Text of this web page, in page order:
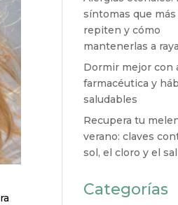
síntomas que más
repiten y cómo
mantenerlas a raya
Dormir mejor con
farmacéutica y
saludables
Recupera tu
verano: claves
sol, el cloro y el
Categorías